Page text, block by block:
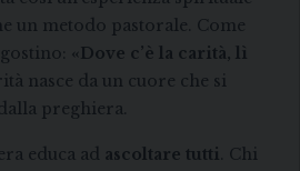
un metodo pastorale. Come
«Dove c’è la carità, lì
nasce da un cuore che si
preghiera.
educa ad ascoltare tutti . Chi